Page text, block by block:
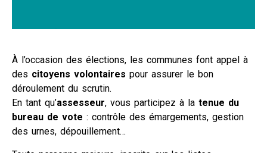
À l’occasion des élections, les communes font appel à
des citoyens volontaires pour assurer le bon
déroulement du scrutin.
En tant qu’assesseur, vous participez à la tenue du
bureau de vote : contrôle des émargements, gestion
des urnes, dépouillement…